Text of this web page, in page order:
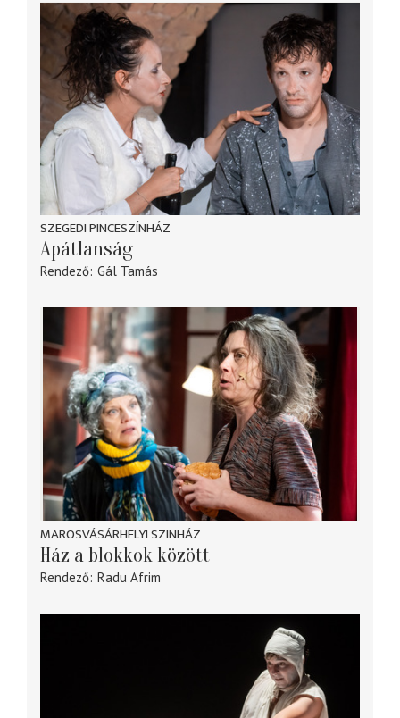
SZEGEDI PINCESZÍNHÁZ
Apátlanság
Rendező Gál Tamás
MAROSVÁSÁRHELYI SZINHÁZ
Ház a blokkok között
Rendező Radu Afrim